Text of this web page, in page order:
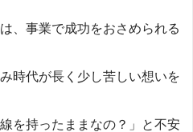
、事業で成功をおさめられる
時代が長く少し苦しい想いを
を持ったままなの？」と不安